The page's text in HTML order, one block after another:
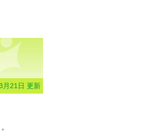
月21日 更新